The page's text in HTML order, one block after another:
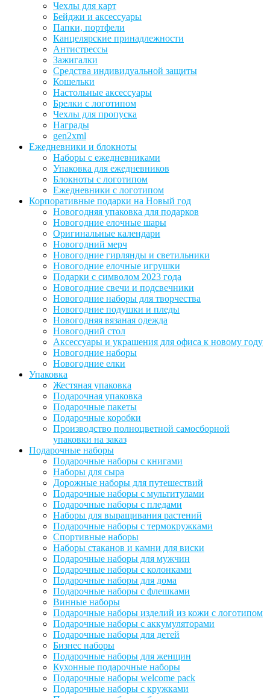
Чехлы для карт
Бейджи и аксессуары
Папки, портфели
Канцелярские принадлежности
Антистрессы
Зажигалки
Средства индивидуальной защиты
Кошельки
Настольные аксессуары
Брелки с логотипом
Чехлы для пропуска
Награды
gen2xml
Ежедневники и блокноты
Наборы с ежедневниками
Упаковка для ежедневников
Блокноты с логотипом
Ежедневники с логотипом
Корпоративные подарки на Новый год
Новогодняя упаковка для подарков
Новогодние елочные шары
Оригинальные календари
Новогодний мерч
Новогодние гирлянды и светильники
Новогодние елочные игрушки
Подарки с символом 2023 года
Новогодние свечи и подсвечники
Новогодние наборы для творчества
Новогодние подушки и пледы
Новогодняя вязаная одежда
Новогодний стол
Аксессуары и украшения для офиса к новому году
Новогодние наборы
Новогодние елки
Упаковка
Жестяная упаковка
Подарочная упаковка
Подарочные пакеты
Подарочные коробки
Производство полноцветной самосборной
упаковки на заказ
Подарочные наборы
Подарочные наборы с книгами
Наборы для сыра
Дорожные наборы для путешествий
Подарочные наборы с мультитулами
Подарочные наборы с пледами
Наборы для выращивания растений
Подарочные наборы с термокружками
Спортивные наборы
Наборы стаканов и камни для виски
Подарочные наборы для мужчин
Подарочные наборы с колонками
Подарочные наборы для дома
Подарочные наборы с флешками
Винные наборы
Подарочные наборы изделий из кожи с логотипом
Подарочные наборы с аккумуляторами
Подарочные наборы для детей
Бизнес наборы
Подарочные наборы для женщин
Кухонные подарочные наборы
Подарочные наборы welcome pack
Подарочные наборы с кружками